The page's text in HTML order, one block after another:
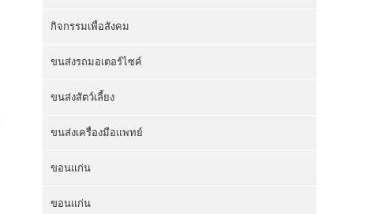
กิจกรรมเพื่อสังคม
ขนส่งรถมอเตอร์ไซค์
ขนส่งสัตว์เลี้ยง
ขนส่งเครื่องมือแพทย์
ขอนแก่น
ขอนแก่น